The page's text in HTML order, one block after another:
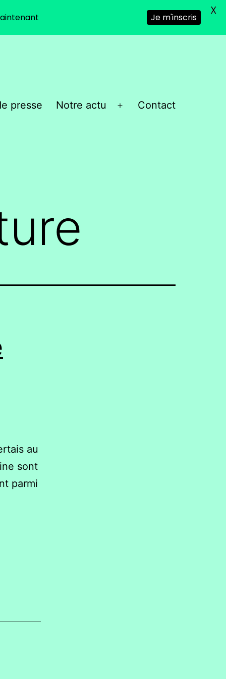
presse Notre actu
Ouvrir
Contact
au
sont
parmi
Je m'inscris
X